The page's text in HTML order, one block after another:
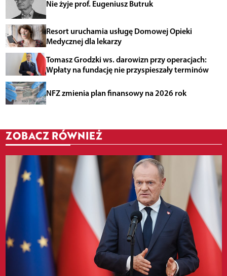
Nie żyje prof. Eugeniusz Butruk
Resort uruchamia usługę Domowej Opieki
Medycznej dla lekarzy
Tomasz Grodzki ws. darowizn przy operacjach:
Wpłaty na fundację nie przyspieszały terminów
NFZ zmienia plan finansowy na 2026 rok
ZOBACZ RÓWNIEŻ